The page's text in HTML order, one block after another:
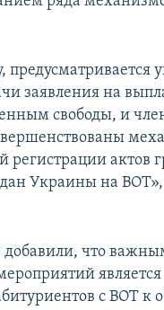
предусматривается
заявления на
свободы, и
регистрации актов
Украины на ВОТ»,
добавили, что
является
с ВОТ к